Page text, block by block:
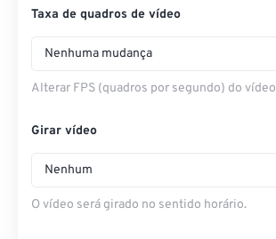
Taxa de quadros de vídeo
Nenhuma mudança
Alterar FPS (quadros por segundo) do vídeo
Girar vídeo
Nenhum
O vídeo será girado no sentido horário.